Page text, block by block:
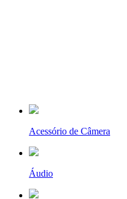
Acessório de Câmera
Áudio